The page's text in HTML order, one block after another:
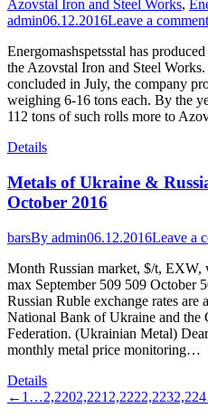
Azovstal Iron and Steel Works,
admin06.12.2016Leave a comment
Energomashspetsstal has
the Azovstal Iron and Steel
concluded in July, the company
weighing 6-16 tons each. By the
112 tons of such rolls more to
Details
Metals of Ukraine &
October 2016
barsBy admin06.12.2016Leave a
Month Russian market, $/t,
max September 509 509 October
Russian Ruble exchange rates
National Bank of Ukraine and the
Federation. (Ukrainian Metal)
monthly metal price monitoring…
Details
← 1 …2,2202,221 2,2222,2232,224